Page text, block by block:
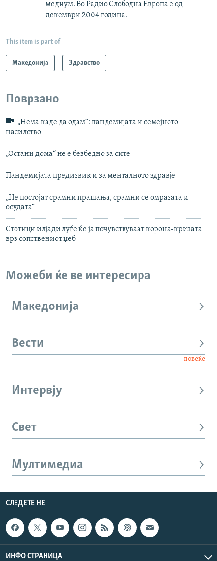
медиум. Во Радио Слободна Европа е од
декември 2004 година.
This item is part of
Македонија Здравство
Поврзано
„Нема каде да одам“: пандемијата и семејното
насилство
„Остани дома“ не е безбедно за сите
Пандемијата предизвик и за менталното здравје
„Не постојат срамни прашања, срамни се омразата и
осудата“
Стотици илјади луѓе ќе ја почувствуваат корона-кризата
врз сопствениот џеб
Можеби ќе ве интересира
Македонија
Вести
повеќе
Интервју
Свет
Мултимедиа
СЛЕДЕТЕ НЕ
ИНФО СТРАНИЦА